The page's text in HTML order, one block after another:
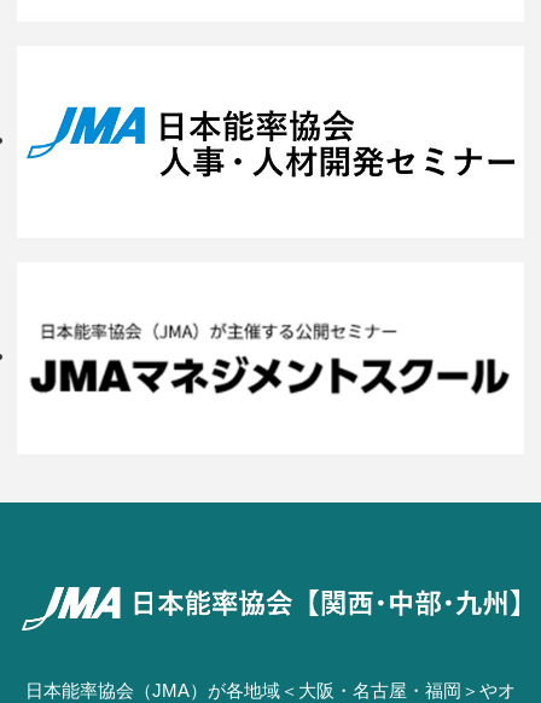
日本能率協会（JMA）が各地域＜大阪・名古屋・福岡＞やオ